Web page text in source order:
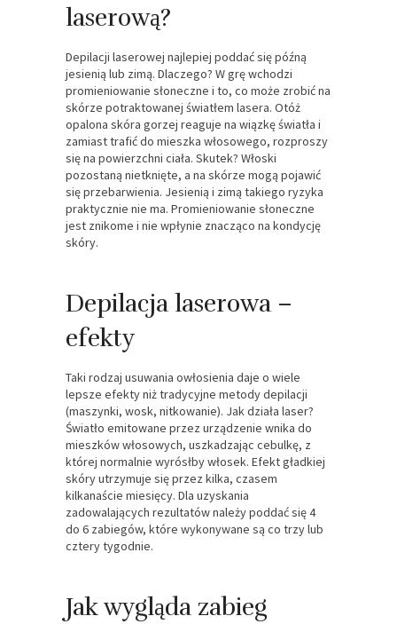
laserową?
Depilacji laserowej najlepiej poddać się późną
jesienią lub zimą. Dlaczego? W grę wchodzi
promieniowanie słoneczne i to, co może zrobić na
skórze potraktowanej światłem lasera. Otóż
opalona skóra gorzej reaguje na wiązkę światła i
zamiast trafić do mieszka włosowego, rozproszy
się na powierzchni ciała. Skutek? Włoski
pozostaną nietknięte, a na skórze mogą pojawić
się przebarwienia. Jesienią i zimą takiego ryzyka
praktycznie nie ma. Promieniowanie słoneczne
jest znikome i nie wpłynie znacząco na kondycję
skóry.
Depilacja laserowa –
efekty
Taki rodzaj usuwania owłosienia daje o wiele
lepsze efekty niż tradycyjne metody depilacji
(maszynki, wosk, nitkowanie). Jak działa laser?
Światło emitowane przez urządzenie wnika do
mieszków włosowych, uszkadzając cebulkę, z
której normalnie wyrósłby włosek. Efekt gładkiej
skóry utrzymuje się przez kilka, czasem
kilkanaście miesięcy. Dla uzyskania
zadowalających rezultatów należy poddać się 4
do 6 zabiegów, które wykonywane są co trzy lub
cztery tygodnie.
Jak wygląda zabieg